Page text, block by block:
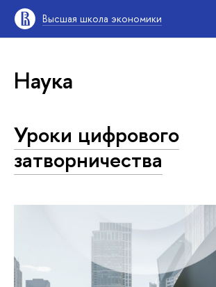
Высшая школа экономики
Наука
Уроки цифрового
затворничества